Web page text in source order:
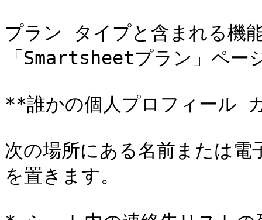
プラン タイプと含まれる機
「Smartsheetプラン」ペー
**誰かの個人プロフィール
次の場所にある名前または
を置きます。